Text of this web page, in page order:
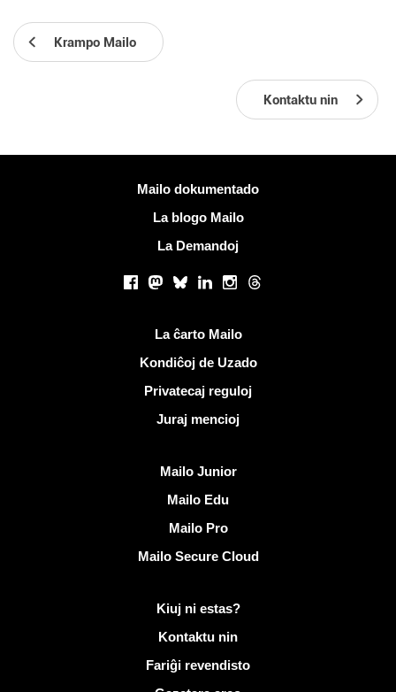
Krampo Mailo
Kontaktu nin
Mailo dokumentado
La blogo Mailo
La Demandoj
Facebook
Mastodon
BlueskyLinkedInInstagram
Threads
La ĉarto Mailo
Kondiĉoj de Uzado
Privatecaj reguloj
Juraj mencioj
Mailo Junior
Mailo Edu
Mailo Pro
Mailo Secure Cloud
Kiuj ni estas?
Kontaktu nin
Fariĝi revendisto